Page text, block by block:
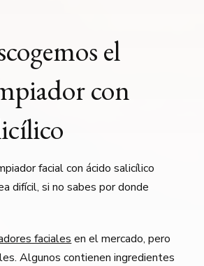
el
con
facial con ácido salicílico
difícil, si no sabes por donde
faciales en el mercado, pero
Algunos contienen ingredientes